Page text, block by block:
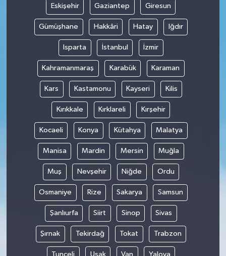
Eskişehir Gaziantep Giresun
Gümüşhane Hakkâri Hatay Iğdır
Isparta İstanbul İzmir
Kahramanmaraş Karabük Karaman
Kars Kastamonu Kayseri Kilis
Kırıkkale Kırklareli Kırşehir
Kocaeli Konya Kütahya Malatya
Manisa Mardin Mersin Muğla
Muş Nevşehir Niğde Ordu
Osmaniye Rize Sakarya Samsun
Şanlıurfa Siirt Sinop Sivas
Şırnak Tekirdağ Tokat Trabzon
Tunceli Uşak Van Yalova